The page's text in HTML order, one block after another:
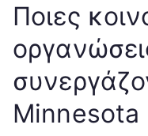
Ποιες
Minnesota